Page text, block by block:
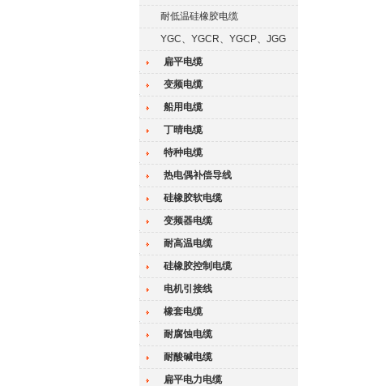
耐低温硅橡胶电缆
YGC、YGCR、YGCP、JGG
扁平电缆
变频电缆
船用电缆
丁晴电缆
特种电缆
热电偶补偿导线
硅橡胶软电缆
变频器电缆
耐高温电缆
硅橡胶控制电缆
电机引接线
橡套电缆
耐腐蚀电缆
耐酸碱电缆
扁平电力电缆